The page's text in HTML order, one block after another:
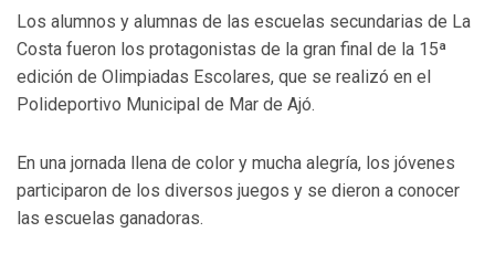
Los alumnos y alumnas de las escuelas secundarias de La
Costa fueron los protagonistas de la gran final de la 15ª
edición de Olimpiadas Escolares, que se realizó en el
Polideportivo Municipal de Mar de Ajó.
En una jornada llena de color y mucha alegría, los jóvenes
participaron de los diversos juegos y se dieron a conocer
las escuelas ganadoras.